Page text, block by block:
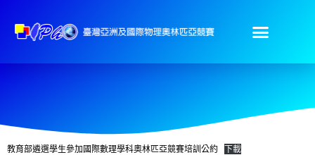
教育部遴選學生參加國際數理學科奧林匹亞競賽培訓公約 下載